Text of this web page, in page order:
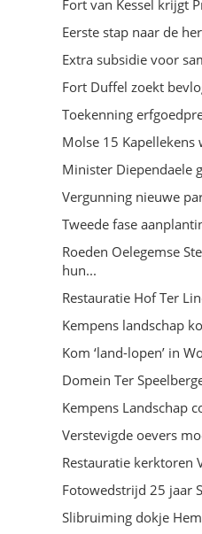
Fort van Kessel krijgt
Eerste stap naar de
Extra subsidie voor
Fort Duffel zoekt
Toekenning
Molse 15
Minister Diependaele
Vergunning nieuwe
Tweede fase
Roeden Oelegemse
hun...
Restauratie Hof Ter
Kempens landschap
Kom ‘land-lopen’ in
Domein Ter
Kempens Landschap
Verstevigde oevers
Restauratie kerktoren
Fotowedstrijd 25 jaar
Slibruiming dokje